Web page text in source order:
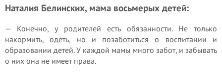
Наталия Белинских, мама восьмерых детей:
— Конечно, у родителей есть обязанности. Не только
накормить, одеть, но и позаботиться о воспитании и
образовании детей. У каждой мамы много забот, и забывать
о них она не имеет права.